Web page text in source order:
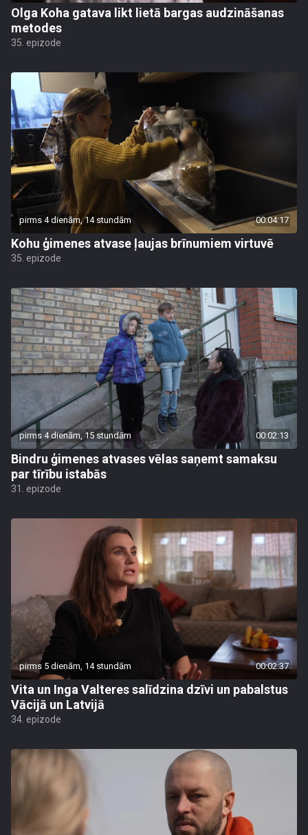
Olga Koha gatava likt lietā bargas audzināšanas
metodes
35. epizode
pirms 4 dienām, 14 stundām 00:04:17
Kohu ģimenes atvase ļaujas brīnumiem virtuvē
35. epizode
pirms 4 dienām, 15 stundām 00:02:13
Bindru ģimenes atvases vēlas saņemt samaksu
par tīrību istabās
31. epizode
pirms 5 dienām, 14 stundām 00:02:37
Vita un Inga Valteres salīdzina dzīvi un pabalstus
Vācijā un Latvijā
34. epizode